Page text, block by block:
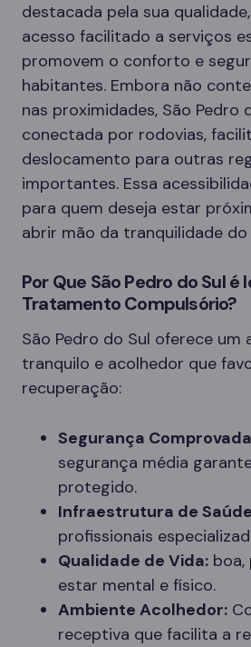
destacada pela sua
acesso facilitado a serviços
promovem o conforto e
habitantes. Embora não
nas proximidades, São Pedro
conectada por rodovias,
deslocamento para outras
importantes. Essa
para quem deseja estar
abrir mão da tranquilidade
Por Que São Pedro do Sul é
Tratamento Compulsório?
São Pedro do Sul oferece um
tranquilo e acolhedor que
recuperação:
Segurança
segurança média
protegido.
Infraestrutura de
profissionais
Qualidade de Vida:
estar mental e físico.
Ambiente Acolhedor:
receptiva que facilita a